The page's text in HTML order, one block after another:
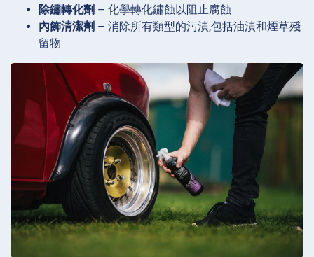
除鏽轉化劑 – 化學轉化鏽蝕以阻止腐蝕
內飾清潔劑 – 消除所有類型的污漬,包括油漬和煙草殘
留物